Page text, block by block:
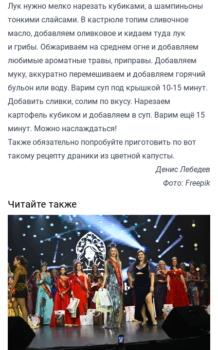
Лук нужно мелко нарезать кубиками, а шампиньоны
тонкими слайсами. В кастрюле топим сливочное
масло, добавляем оливковое и кидаем туда лук
и грибы. Обжариваем на среднем огне и добавляем
любимые ароматные травы, приправы. Добавляем
муку, аккуратно перемешиваем и добавляем горячий
бульон или воду. Варим суп под крышкой 10-15 минут.
Добавить сливки, солим по вкусу. Нарезаем
картофель кубиком и добавляем в суп. Варим ещё 15
минут. Можно наслаждаться!
Также обязательно попробуйте приготовить по вот
такому рецепту драники из цветной капусты.
Денис Лебедев
Фото: Freepik
Читайте также